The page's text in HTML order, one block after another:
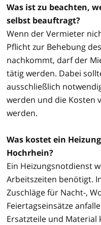
Was ist zu beachten,
selbst beauftragt?
Wenn der Vermieter
Pflicht zur Behebung
nachkommt, darf der
tätig werden. Dabei
ausschließlich
werden und die Kosten
werden.
Was kostet ein
Hochrhein?
Ein Heizungsnotdienst
Arbeitszeiten benötigt.
Zuschläge für Nacht-,
Feiertagseinsätze
Ersatzteile und